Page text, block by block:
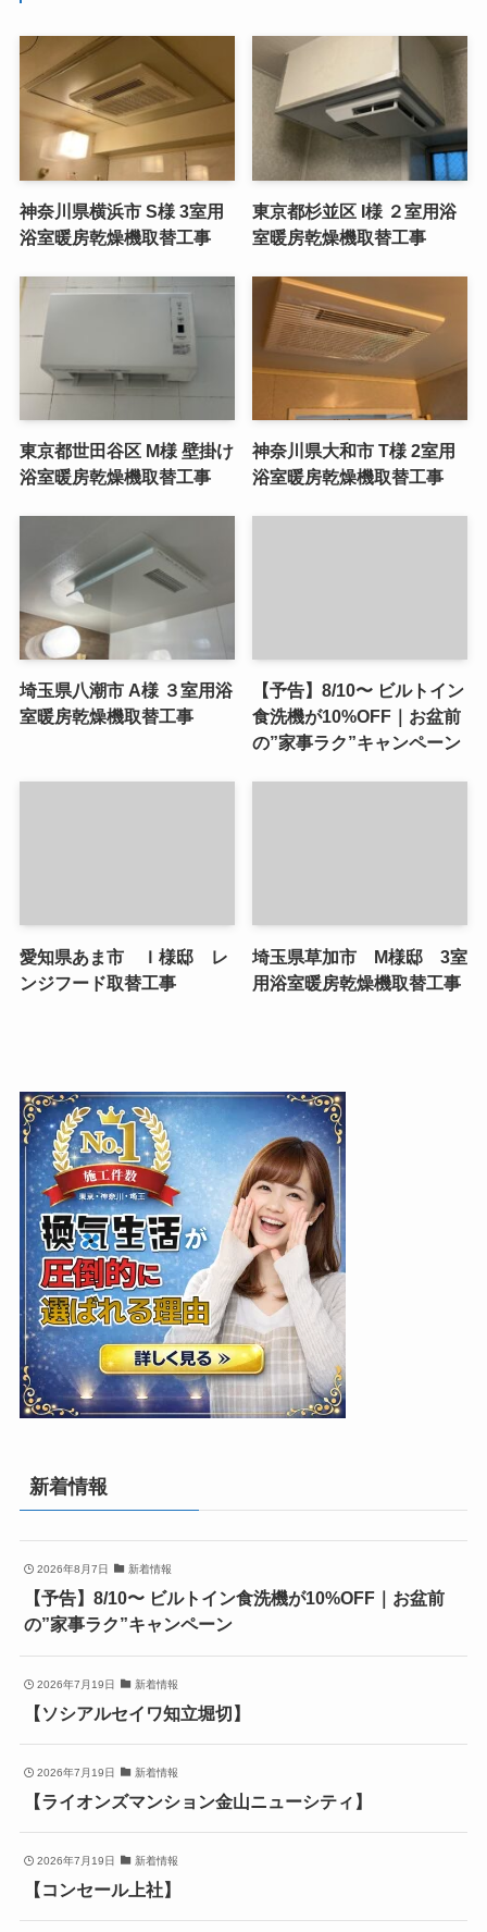
神奈川県横浜市 S様 3室用
浴室暖房乾燥機取替工事
東京都杉並区 I様 ２室用浴
室暖房乾燥機取替工事
東京都世田谷区 M様 壁掛け
浴室暖房乾燥機取替工事
神奈川県大和市 T様 2室用
浴室暖房乾燥機取替工事
埼玉県八潮市 A様 ３室用浴
室暖房乾燥機取替工事
【予告】8/10〜 ビルトイン
食洗機が10%OFF｜お盆前
の”家事ラク”キャンペーン
愛知県あま市 Ｉ様邸 レ
ンジフード取替工事
埼玉県草加市 M様邸 3室
用浴室暖房乾燥機取替工事
新着情報
2026年8月7日 新着情報
【予告】8/10〜 ビルトイン食洗機が10%OFF｜お盆前
の”家事ラク”キャンペーン
2026年7月19日 新着情報
【ソシアルセイワ知立堀切】
2026年7月19日 新着情報
【ライオンズマンション金山ニューシティ】
2026年7月19日 新着情報
【コンセール上社】